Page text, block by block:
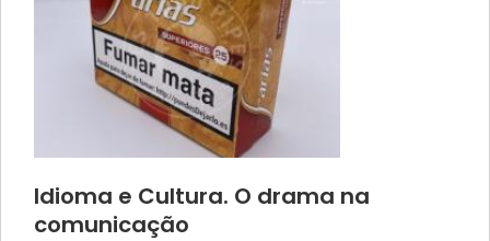
Idioma e Cultura. O drama na
comunicação